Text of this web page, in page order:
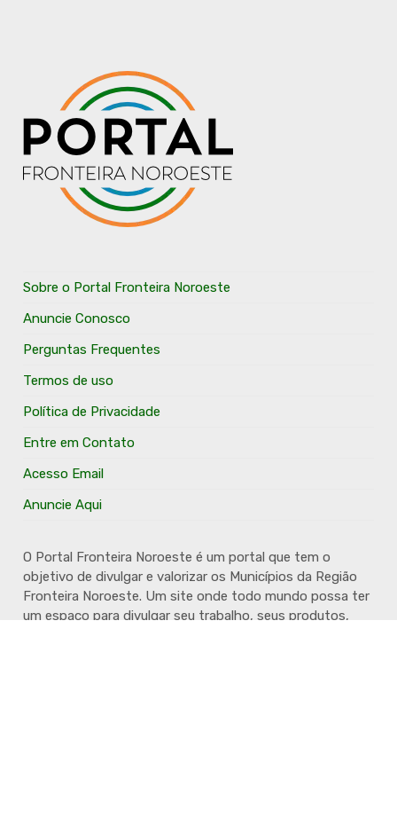
Sobre o Portal Fronteira Noroeste
Anuncie Conosco
Perguntas Frequentes
Termos de uso
Política de Privacidade
Entre em Contato
Acesso Email
Anuncie Aqui
O Portal Fronteira Noroeste é um portal que tem o
objetivo de divulgar e valorizar os Municípios da Região
Fronteira Noroeste. Um site onde todo mundo possa ter
um espaço para divulgar seu trabalho, seus produtos,